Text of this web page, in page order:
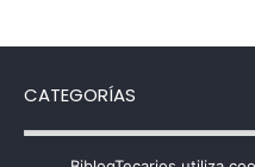
CATEGORÍAS
Categorías